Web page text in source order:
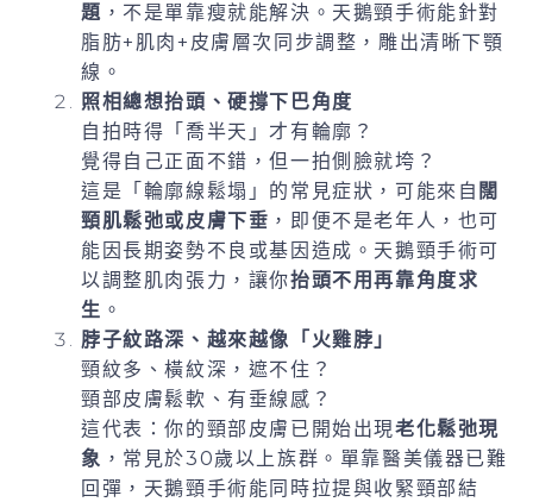
題 ，不是單靠瘦就能解決。天鵝頸手術能針對
脂肪+肌肉+皮膚層次同步調整，雕出清晰下顎
線。
照相總想抬頭、硬撐下巴角度
自拍時得「喬半天」才有輪廓？
覺得自己正面不錯，但一拍側臉就垮？
這是「輪廓線鬆塌」的常見症狀，可能來自 闊
頸肌鬆弛或皮膚下垂 ，即便不是老年人，也可
能因長期姿勢不良或基因造成。天鵝頸手術可
以調整肌肉張力，讓你抬頭不用再靠角度求
生 。
脖子紋路深、越來越像「火雞脖」
頸紋多、橫紋深，遮不住？
頸部皮膚鬆軟、有垂線感？
這代表：你的頸部皮膚已開始出現老化鬆弛現
象 ，常見於30歲以上族群。單靠醫美儀器已難
回彈，天鵝頸手術能同時拉提與收緊頸部結